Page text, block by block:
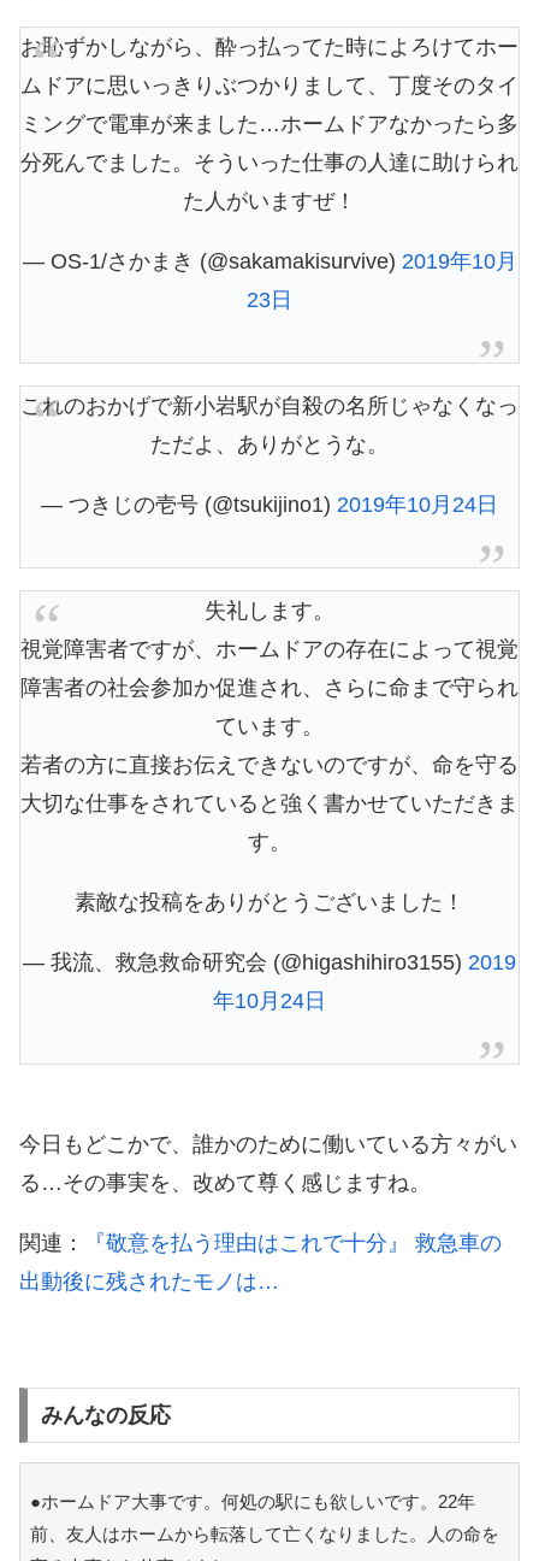
お恥ずかしながら、酔っ払ってた時によろけてホー
ムドアに思いっきりぶつかりまして、丁度そのタイ
ミングで電車が来ました…ホームドアなかったら多
分死んでました。そういった仕事の人達に助けられ
た人がいますぜ！
— OS-1/さかまき (@sakamakisurvive) 2019年10月
23日
これのおかげで新小岩駅が自殺の名所じゃなくなっ
ただよ、ありがとうな。
— つきじの壱号 (@tsukijino1) 2019年10月24日
失礼します。
視覚障害者ですが、ホームドアの存在によって視覚
障害者の社会参加か促進され、さらに命まで守られ
ています。
若者の方に直接お伝えできないのですが、命を守る
大切な仕事をされていると強く書かせていただきま
す。
素敵な投稿をありがとうございました！
— 我流、救急救命研究会 (@higashihiro3155) 2019
年10月24日
今日もどこかで、誰かのために働いている方々がい
る…その事実を、改めて尊く感じますね。
関連：
『敬意を払う理由はこれで十分』 救急車の
出動後に残されたモノは…
みんなの反応
●ホームドア大事です。何処の駅にも欲しいです。22年
前、友人はホームから転落して亡くなりました。人の命を